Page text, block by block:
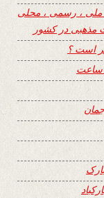
ملی ، رسمی ، محلی
مذهبی در کشور
است ؟